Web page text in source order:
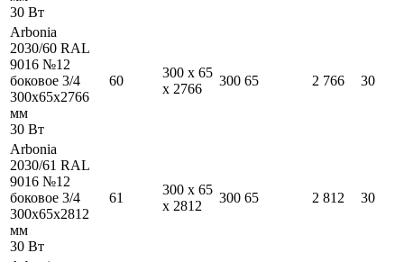
30 Вт
Arbonia
2030/60 RAL
9016 №12
боковое 3/4
300x65x2766
мм
30 Вт
60
300 x 65
x 2766
300 65 2 766 30
Arbonia
2030/61 RAL
9016 №12
боковое 3/4
300x65x2812
мм
30 Вт
61
300 x 65
x 2812
300 65 2 812 30